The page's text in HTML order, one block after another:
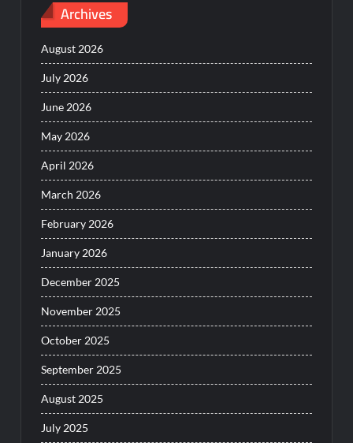
Archives
August 2026
July 2026
June 2026
May 2026
April 2026
March 2026
February 2026
January 2026
December 2025
November 2025
October 2025
September 2025
August 2025
July 2025